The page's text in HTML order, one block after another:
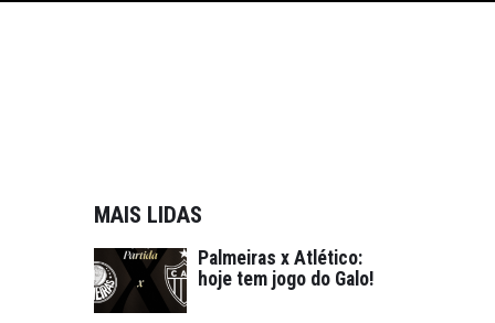
MAIS LIDAS
Palmeiras x Atlético:
hoje tem jogo do Galo!